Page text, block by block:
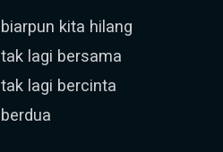
biarpun kita hilang
tak lagi bersama
tak lagi bercinta
berdua